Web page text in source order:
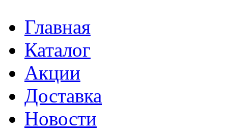
Главная
Каталог
Акции
Доставка
Новости